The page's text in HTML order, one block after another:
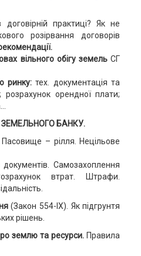
договірній практиці? Як не
розірвання договорів
вільного обігу земельСГ
ринку:тех. документація та
розрахунок орендної плати;
ЗЕМЕЛЬНОГО БАНКУ.
– рілля. Нецільове
документів. Самозахоплення
втрат. Штрафи.
(Закон 554-IX). Як підгрунтя
рішень.
землю та ресурси. Правила